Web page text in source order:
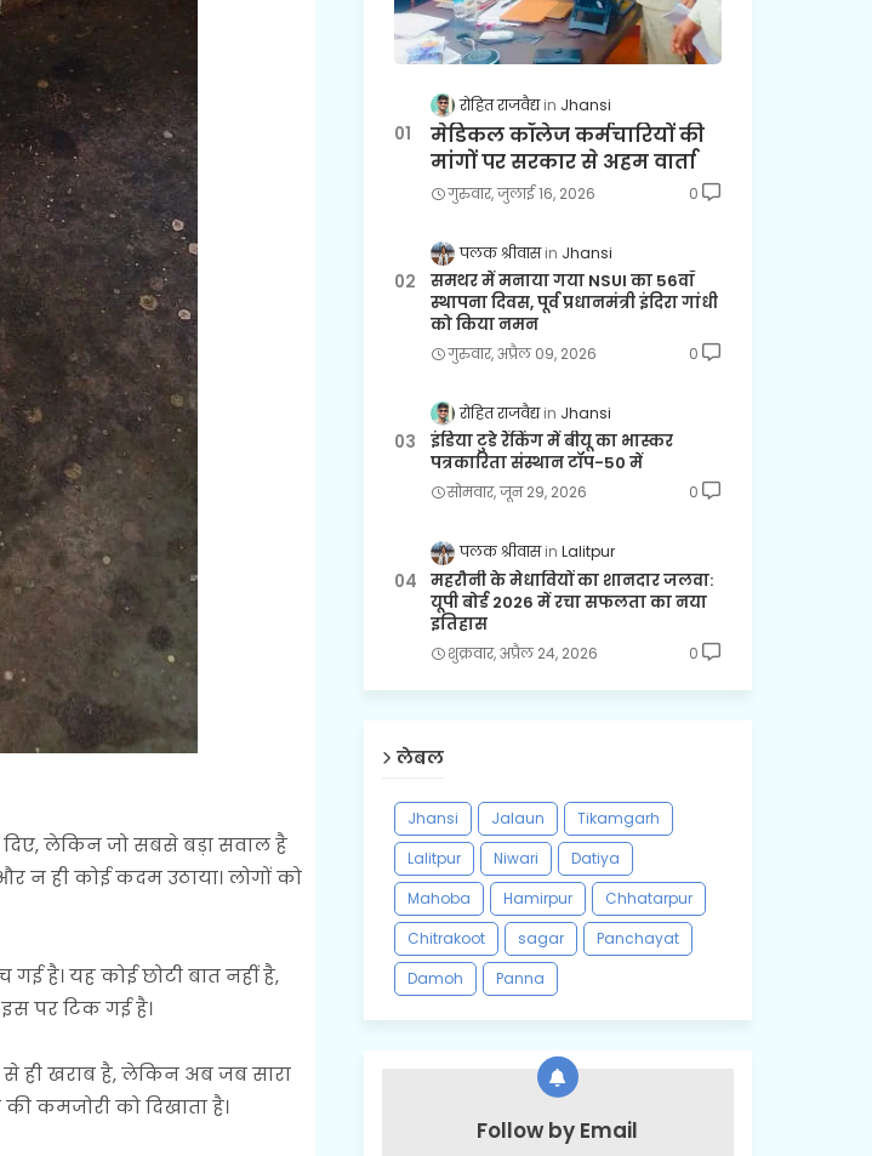
लेकिन जो सबसे बड़ा सवाल है
न ही कोई कदम उठाया। लोगों को
है। यह कोई छोटी बात नहीं है,
पर टिक गई है।
ही खराब है, लेकिन अब जब सारा
कमजोरी को दिखाता है।
रोहित राजवैद्य Jhansi
मेडिकल कॉलेज कर्मचारियों की
मांगों पर सरकार से अहम वार्ता
गुरुवार, जुलाई 16, 2026 0
पलक श्रीवास Jhansi
समथर में मनाया गया NSUI का 56वाँ
स्थापना दिवस, पूर्व प्रधानमंत्री इंदिरा गांधी
को किया नमन
गुरुवार, अप्रैल 09, 2026 0
रोहित राजवैद्य Jhansi
इंडिया टुडे रैंकिंग में बीयू का भास्कर
पत्रकारिता संस्थान टॉप-50 में
सोमवार, जून 29, 2026 0
पलक श्रीवास Lalitpur
महरौनी के मेधावियों का शानदार जलवा:
यूपी बोर्ड 2026 में रचा सफलता का नया
इतिहास
शुक्रवार, अप्रैल 24, 2026 0
लेबल
Jhansi Jalaun
Tikamgarh
Lalitpur
Niwari
Datiya
Mahoba
Hamirpur
Chhatarpur
Chitrakoot
sagar
Panchayat
Damoh
Panna
Follow by Email